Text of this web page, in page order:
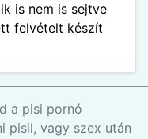
is nem is sejtve
felvételt készít
a pisi pornó
pisil, vagy szex után